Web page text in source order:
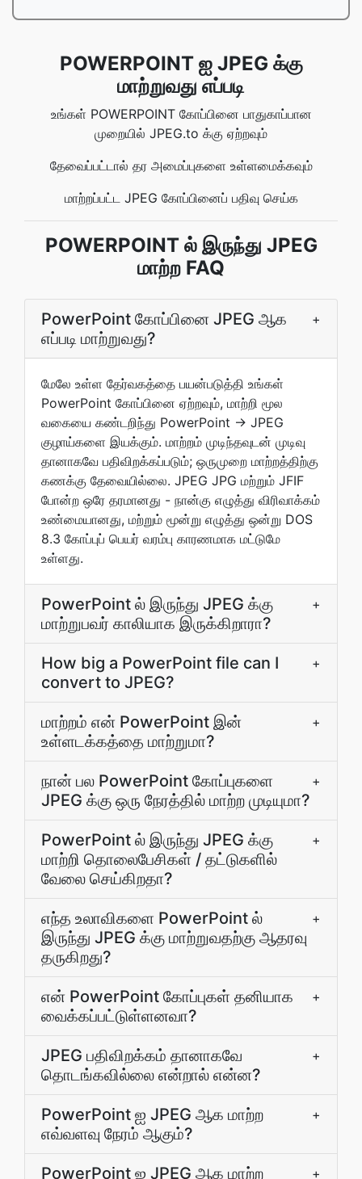
POWERPOINT ஐ JPEG க்கு
மாற்றுவது எப்படி
உங்கள் POWERPOINT கோப்பினை பாதுகாப்பான
முறையில் JPEG.to க்கு ஏற்றவும்
தேவைப்பட்டால் தர அமைப்புகளை உள்ளமைக்கவும்
மாற்றப்பட்ட JPEG கோப்பினைப் பதிவு செய்க
POWERPOINT ல் இருந்து JPEG
மாற்ற FAQ
PowerPoint கோப்பினை JPEG ஆக
எப்படி மாற்றுவது?
+
மேலே உள்ள தேர்வகத்தை பயன்படுத்தி உங்கள்
PowerPoint கோப்பினை ஏற்றவும், மாற்றி மூல
வகையை கண்டறிந்து PowerPoint → JPEG
குழாய்களை இயக்கும். மாற்றம் முடிந்தவுடன் முடிவு
தானாகவே பதிவிறக்கப்படும்; ஒருமுறை மாற்றத்திற்கு
கணக்கு தேவையில்லை. JPEG JPG மற்றும் JFIF
போன்ற ஒரே தரமானது - நான்கு எழுத்து விரிவாக்கம்
உண்மையானது, மற்றும் மூன்று எழுத்து ஒன்று DOS
8.3 கோப்புப் பெயர் வரம்பு காரணமாக மட்டுமே
உள்ளது.
PowerPoint ல் இருந்து JPEG க்கு
மாற்றுபவர் காலியாக இருக்கிறாரா?
+
How big a PowerPoint file can I
convert to JPEG?
+
மாற்றம் என் PowerPoint இன்
உள்ளடக்கத்தை மாற்றுமா?
+
நான் பல PowerPoint கோப்புகளை
JPEG க்கு ஒரு நேரத்தில் மாற்ற முடியுமா?
+
PowerPoint ல் இருந்து JPEG க்கு
மாற்றி தொலைபேசிகள் / தட்டுகளில்
வேலை செய்கிறதா?
+
எந்த உலாவிகளை PowerPoint ல்
இருந்து JPEG க்கு மாற்றுவதற்கு ஆதரவு
தருகிறது?
+
என் PowerPoint கோப்புகள் தனியாக
வைக்கப்பட்டுள்ளனவா?
+
JPEG பதிவிறக்கம் தானாகவே
தொடங்கவில்லை என்றால் என்ன?
+
PowerPoint ஐ JPEG ஆக மாற்ற
எவ்வளவு நேரம் ஆகும்?
+
PowerPoint ஐ JPEG ஆக மாற்ற
+